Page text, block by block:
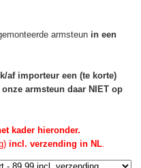
armsteun in een
af importeur een (te korte)
armsteun daar NIET op
kader hieronder.
incl. verzending in NL.